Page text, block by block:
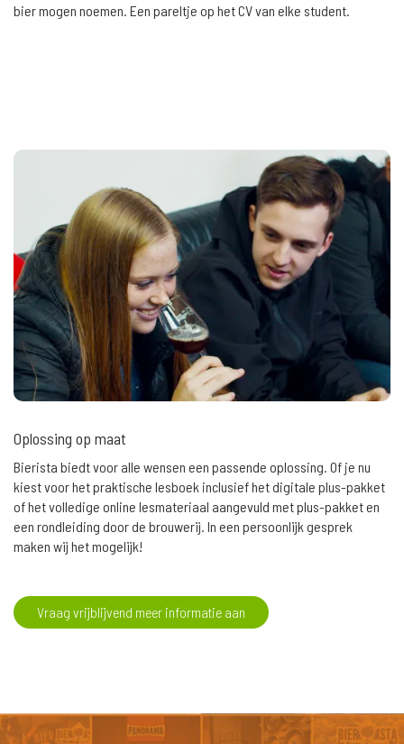
bier mogen noemen. Een pareltje op het CV van elke student.
Oplossing op maat
Bierista biedt voor alle wensen een passende oplossing. Of je nu
kiest voor het praktische lesboek inclusief het digitale plus-pakket
of het volledige online lesmateriaal aangevuld met plus-pakket en
een rondleiding door de brouwerij. In een persoonlijk gesprek
maken wij het mogelijk!
Vraag vrijblijvend meer informatie aan